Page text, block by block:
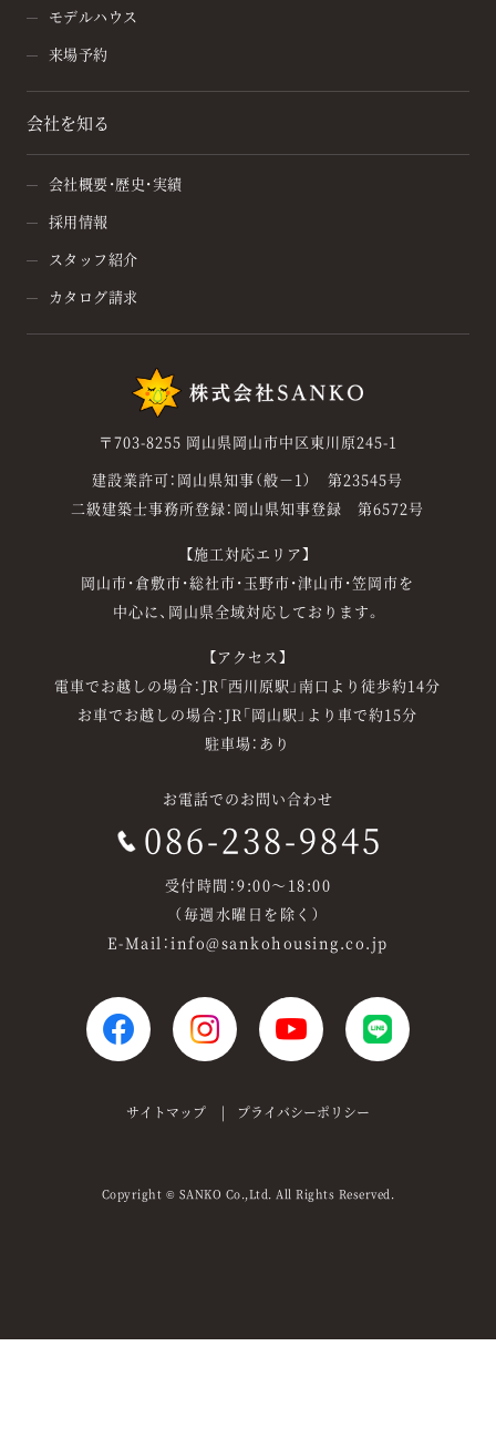
モデルハウス
来場予約
会社を知る
会社概要・歴史・実績
採用情報
スタッフ紹介
カタログ請求
〒703-8255 岡山県岡山市中区東川原245-1
建設業許可：岡山県知事（般－1） 第23545号
二級建築士事務所登録：岡山県知事登録 第6572号
【施工対応エリア】
岡山市・倉敷市・総社市・玉野市・津山市・笠岡市を
中心に、岡山県全域対応しております。
【アクセス】
電車でお越しの場合：JR「西川原駅」南口より徒歩約14分
お車でお越しの場合：JR「岡山駅」より車で約15分
駐車場：あり
お電話でのお問い合わせ
086-238-9845
受付時間：9:00～18:00
（毎週水曜日を除く）
E-Mail：info@sankohousing.co.jp
サイトマップ プライバシーポリシー
Copyright © SANKO Co.,Ltd. All Rights Reserved.